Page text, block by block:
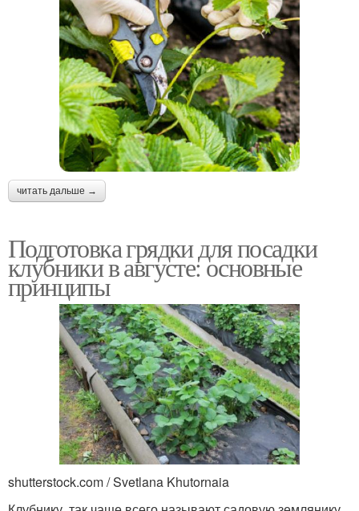
читать дальше →
Подготовка грядки для посадки
клубники в августе: основные
принципы
shutterstock.com / Svetlana Khutornaia